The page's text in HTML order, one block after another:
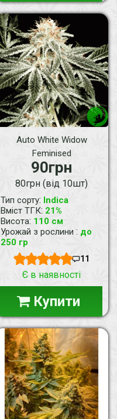
Auto White Widow
Feminised
90грн
80грн (від 10шт)
Тип сорту: Indica
Вміст ТГК: 21%
Висота: 110 см
Урожай з рослини : до
250 гр
11
Є в наявності
Купити